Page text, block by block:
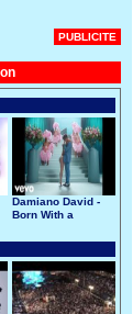
PUBLICITE
Damiano David -
Born With a